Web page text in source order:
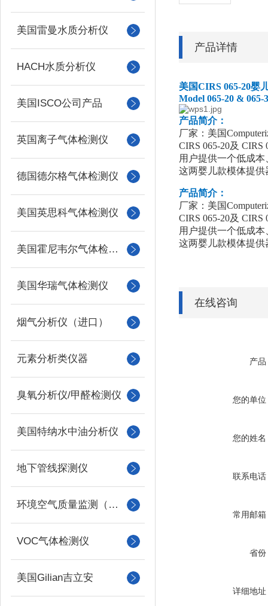
美国雷曼水质分析仪
HACH水质分析仪
美国ISCO公司产品
英国离子气体检测仪
德国德尔格气体检测仪
美国英思科气体检测仪
美国霍尼韦尔气体检测仪
美国华瑞气体检测仪
烟气分析仪（进口）
元素分析类仪器
臭氧分析仪/甲醛检测仪
美国特纳水中油分析仪
地下管线探测仪
环境空气质量监测（美国Met one）
VOC气体检测仪
美国Gilian吉立安
产品详情
美国CIRS 065-20婴
Model 065-20 & 065-
产品简介：
厂家：美国
CIRS 065-20及
用户提供一个低成
这两婴儿款模体提
产品简介：
厂家：美国
CIRS 065-20及
用户提供一个低成
这两婴儿款模体提
在线咨询
产品
您的单位
您的姓名
联系电话
常用邮箱
省份
详细地址